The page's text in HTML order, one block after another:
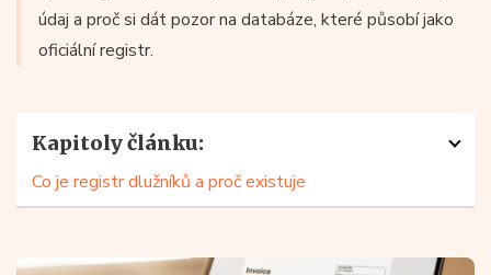
údaj a proč si dát pozor na databáze, které působí jako
oficiální registr.
Kapitoly článku:
Co je registr dlužníků a proč existuje